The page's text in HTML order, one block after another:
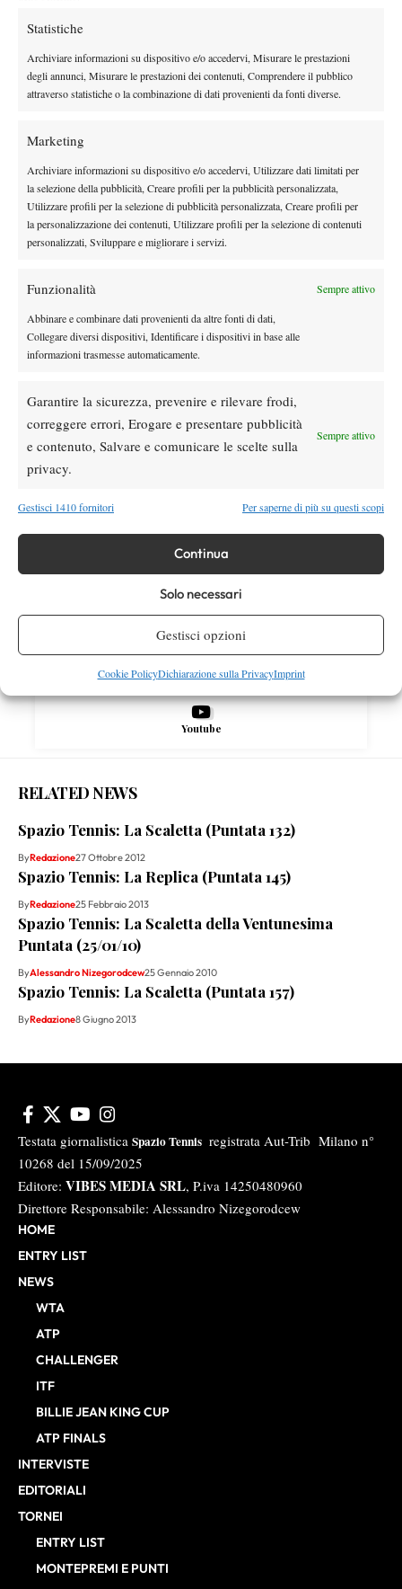
Statistiche
Archiviare informazioni su dispositivo e/o accedervi, Misurare le prestazioni
degli annunci, Misurare le prestazioni dei contenuti, Comprendere il pubblico
attraverso statistiche o la combinazione di dati provenienti da fonti diverse.
Marketing
Archiviare informazioni su dispositivo e/o accedervi, Utilizzare dati limitati per
la selezione della pubblicità, Creare profili per la pubblicità personalizzata,
Utilizzare profili per la selezione di pubblicità personalizzata, Creare profili per
la personalizzazione dei contenuti, Utilizzare profili per la selezione di contenuti
personalizzati, Sviluppare e migliorare i servizi.
Funzionalità Sempre attivo
Abbinare e combinare dati provenienti da altre fonti di dati,
Collegare diversi dispositivi, Identificare i dispositivi in base alle
informazioni trasmesse automaticamente.
Garantire la sicurezza, prevenire e rilevare frodi,
correggere errori, Erogare e presentare pubblicità
e contenuto, Salvare e comunicare le scelte sulla
privacy.
Sempre attivo
Gestisci 1410 fornitori Per saperne di più su questi scopi
Continua
Solo necessari
Gestisci opzioni
Cookie PolicyDichiarazione sulla PrivacyImprint
News
Masters 1000 Montreal 2026: Bellucci
Sinner, check-up di quattro ore a Milano:
prevenzione e controlli in vista della tournée
americana
Panama: il racconto di Diego De Vecchis tra
tennis e padel
SOCIAL
Instagram
Youtube
RELATED NEWS
Spazio Tennis: La Scaletta (Puntata 132)
ByRedazione27 Ottobre 2012
Spazio Tennis: La Replica (Puntata 145)
ByRedazione25 Febbraio 2013
Spazio Tennis: La Scaletta della Ventunesima
Puntata (25/01/10)
ByAlessandro Nizegorodcew25 Gennaio 2010
Spazio Tennis: La Scaletta (Puntata 157)
ByRedazione8 Giugno 2013
Testata giornalistica Spazio Tennis registrata Aut-Trib Milano n°
10268 del 15/09/2025
Editore: VIBES MEDIA SRL, P.iva 14250480960
Direttore Responsabile: Alessandro Nizegorodcew
HOME
ENTRY LIST
NEWS
WTA
ATP
CHALLENGER
ITF
BILLIE JEAN KING CUP
ATP FINALS
INTERVISTE
EDITORIALI
TORNEI
ENTRY LIST
MONTEPREMI E PUNTI